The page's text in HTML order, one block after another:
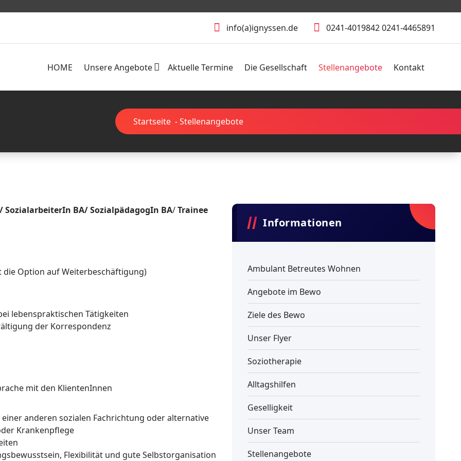
info(a)ignyssen.de 0241-4019842 0241-4465891
HOME Unsere Angebote Aktuelle Termine Die Gesellschaft Stellenangebote Kontakt
Startseite -Stellenangebote
SozialarbeiterIn BA/ SozialpädagogIn BA/Trainee
die Option auf Weiterbeschäftigung)
lebenspraktischen Tätigkeiten
der Korrespondenz
mit den KlientenInnen
anderen sozialen Fachrichtung oder alternative
Krankenpflege
Flexibilität und gute Selbstorganisation
Informationen
Ambulant Betreutes Wohnen
Angebote im Bewo
Ziele des Bewo
Unser Flyer
Soziotherapie
Alltagshilfen
Geselligkeit
Unser Team
Stellenangebote